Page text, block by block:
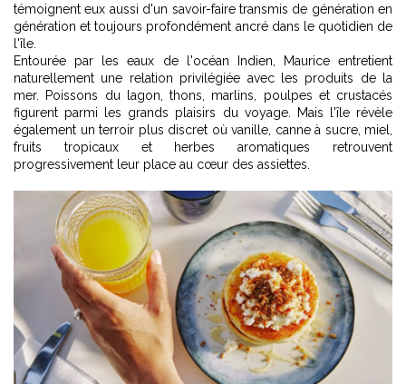
témoignent eux aussi d'un savoir-faire transmis de génération en
génération et toujours profondément ancré dans le quotidien de
l'île.
Entourée par les eaux de l'océan Indien, Maurice entretient
naturellement une relation privilégiée avec les produits de la
mer. Poissons du lagon, thons, marlins, poulpes et crustacés
figurent parmi les grands plaisirs du voyage. Mais l'île révèle
également un terroir plus discret où vanille, canne à sucre, miel,
fruits tropicaux et herbes aromatiques retrouvent
progressivement leur place au cœur des assiettes.